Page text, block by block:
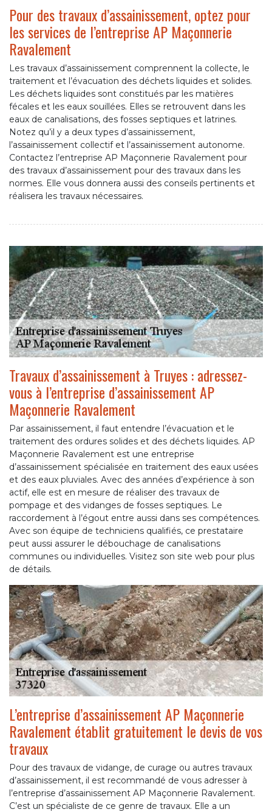
Pour des travaux d’assainissement, optez pour
les services de l’entreprise AP Maçonnerie
Ravalement
Les travaux d’assainissement comprennent la collecte, le
traitement et l’évacuation des déchets liquides et solides.
Les déchets liquides sont constitués par les matières
fécales et les eaux souillées. Elles se retrouvent dans les
eaux de canalisations, des fosses septiques et latrines.
Notez qu’il y a deux types d’assainissement,
l’assainissement collectif et l’assainissement autonome.
Contactez l’entreprise AP Maçonnerie Ravalement pour
des travaux d’assainissement pour des travaux dans les
normes. Elle vous donnera aussi des conseils pertinents et
réalisera les travaux nécessaires.
Travaux d’assainissement à Truyes : adressez-
vous à l’entreprise d’assainissement AP
Maçonnerie Ravalement
Par assainissement, il faut entendre l’évacuation et le
traitement des ordures solides et des déchets liquides. AP
Maçonnerie Ravalement est une entreprise
d’assainissement spécialisée en traitement des eaux usées
et des eaux pluviales. Avec des années d’expérience à son
actif, elle est en mesure de réaliser des travaux de
pompage et des vidanges de fosses septiques. Le
raccordement à l’égout entre aussi dans ses compétences.
Avec son équipe de techniciens qualifiés, ce prestataire
peut aussi assurer le débouchage de canalisations
communes ou individuelles. Visitez son site web pour plus
de détails.
L’entreprise d’assainissement AP Maçonnerie
Ravalement établit gratuitement le devis de vos
travaux
Pour des travaux de vidange, de curage ou autres travaux
d’assainissement, il est recommandé de vous adresser à
l’entreprise d’assainissement AP Maçonnerie Ravalement.
C’est un spécialiste de ce genre de travaux. Elle a un